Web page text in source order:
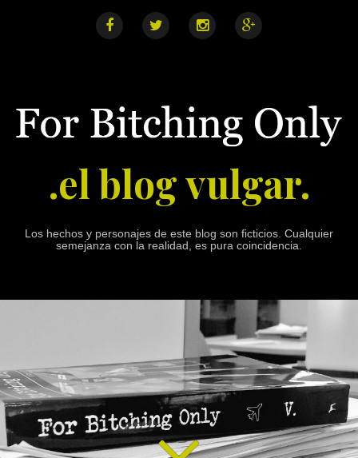
F
o
k
T I
a
m
G
.el blog vulgar.
Los hechos y personajes de este blog son ficticios. Cualquier
semejanza con la realidad, es pura coincidencia.